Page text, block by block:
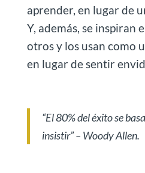
aprender, en lugar de
Y, además, se inspiran
otros y los usan como
en lugar de sentir
“El 80% del éxito se
insistir”– Woody Allen.